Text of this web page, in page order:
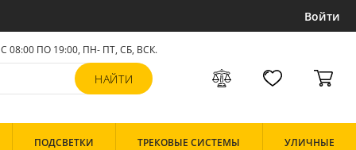
Войти
С 08:00 ПО 19:00, ПН- ПТ,СБ, ВСК.
ПОДСВЕТКИ ТРЕКОВЫЕ СИСТЕМЫ УЛИЧНЫЕ